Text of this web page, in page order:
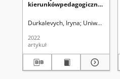
kierunkówpedagogicznych
Durkalevych, Iryna Uniwersytet
2022
artykuł